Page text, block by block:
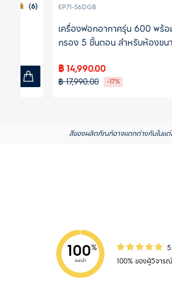
EP71-56DGB
เครื่องฟอกอากาศรุ่น 600 พร้อมตัว
กรอง 5 ขั้นตอน สำหรับห้องขนาด
฿ 14,990.00
฿ 17,990.00 -17%
สีของผลิตภัณฑ์อาจแตกต่างกันในแต่
100%
แนะนำ
100% ของผู้วิจา